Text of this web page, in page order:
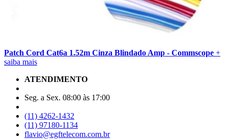
Patch Cord Cat6a 1.52m Cinza Blindado Amp - Commscope +
saiba mais
ATENDIMENTO
Seg. a Sex. 08:00 às 17:00
(11) 4262-1432
(11) 97180-1134
flavio@egftelecom.com.br